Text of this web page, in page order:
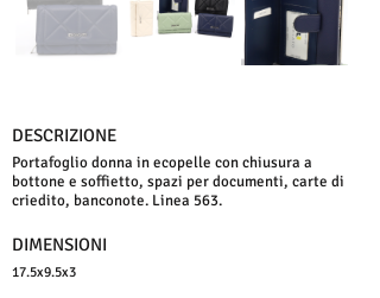
DESCRIZIONE
Portafoglio donna in ecopelle con chiusura a
bottone e soffietto, spazi per documenti, carte di
criedito, banconote. Linea 563.
DIMENSIONI
17.5x9.5x3